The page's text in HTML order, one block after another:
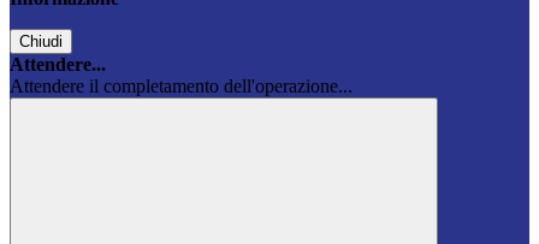
Chiudi
Attendere...
Attendere il completamento dell'operazione...